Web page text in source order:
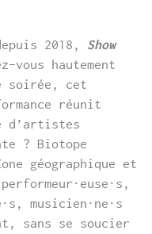
2018, Show
vous hautement
soirée, cet
réunit
d’artistes
? Biotope
géographique et
musicien·ne·s
sans se soucier